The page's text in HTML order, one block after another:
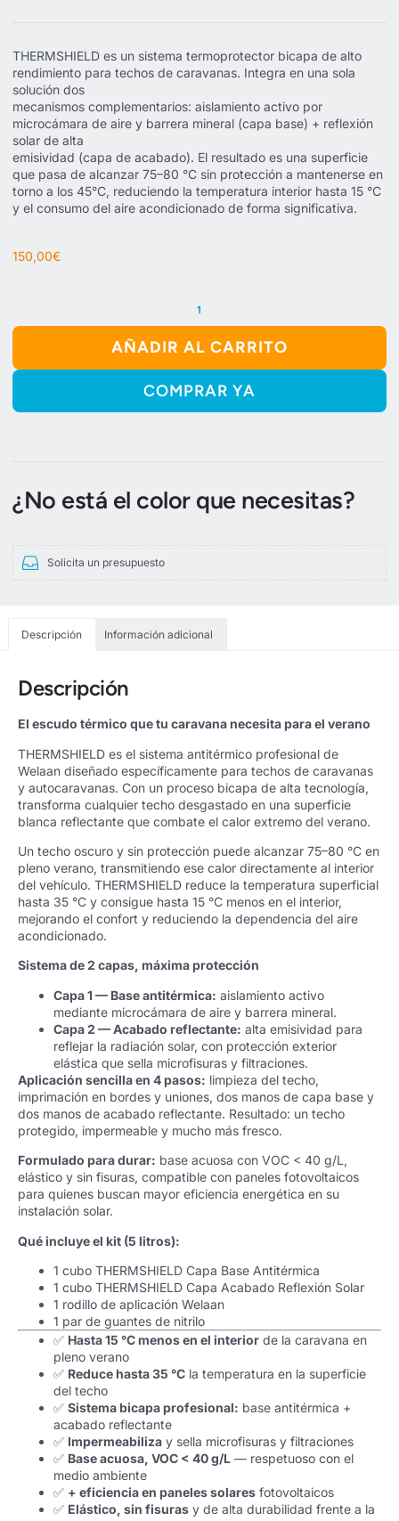
THERMSHIELD es un sistema termoprotector bicapa de alto
rendimiento para techos de caravanas. Integra en una sola
solución dos
mecanismos complementarios: aislamiento activo por
microcámara de aire y barrera mineral (capa base) + reflexión
solar de alta
emisividad (capa de acabado). El resultado es una superficie
que pasa de alcanzar 75–80 °C sin protección a mantenerse en
torno a los 45°C, reduciendo la temperatura interior hasta 15 °C
y el consumo del aire acondicionado de forma significativa.
150,00€
AÑADIR AL CARRITO
¿No está el color que necesitas?
Solicita un presupuesto
Descripción Información adicional
Descripción
El escudo térmico que tu caravana necesita para el verano
THERMSHIELD es el sistema antitérmico profesional de
Welaan diseñado específicamente para techos de caravanas
y autocaravanas. Con un proceso bicapa de alta tecnología,
transforma cualquier techo desgastado en una superficie
blanca reflectante que combate el calor extremo del verano.
Un techo oscuro y sin protección puede alcanzar 75–80 °C en
pleno verano, transmitiendo ese calor directamente al interior
del vehículo. THERMSHIELD reduce la temperatura superficial
hasta 35 °C y consigue hasta 15 °C menos en el interior,
mejorando el confort y reduciendo la dependencia del aire
acondicionado.
Sistema de 2 capas, máxima protección
Capa 1 — Base antitérmica: aislamiento activo
mediante microcámara de aire y barrera mineral.
Capa 2 — Acabado reflectante: alta emisividad para
reflejar la radiación solar, con protección exterior
elástica que sella microfisuras y filtraciones.
Aplicación sencilla en 4 pasos: limpieza del techo,
imprimación en bordes y uniones, dos manos de capa base y
dos manos de acabado reflectante. Resultado: un techo
protegido, impermeable y mucho más fresco.
Formulado para durar: base acuosa con VOC < 40 g/L,
elástico y sin fisuras, compatible con paneles fotovoltaicos
para quienes buscan mayor eficiencia energética en su
instalación solar.
Qué incluye el kit (5 litros):
1 cubo THERMSHIELD Capa Base Antitérmica
1 cubo THERMSHIELD Capa Acabado Reflexión Solar
1 rodillo de aplicación Welaan
1 par de guantes de nitrilo
✅ Hasta 15 °C menos en el interior de la caravana en
pleno verano
✅ Reduce hasta 35 °C la temperatura en la superficie
del techo
✅ Sistema bicapa profesional: base antitérmica +
acabado reflectante
✅ Impermeabiliza y sella microfisuras y filtraciones
✅ Base acuosa, VOC < 40 g/L — respetuoso con el
medio ambiente
✅ + eficiencia en paneles solares fotovoltaicos
✅ Elástico, sin fisuras y de alta durabilidad frente a la